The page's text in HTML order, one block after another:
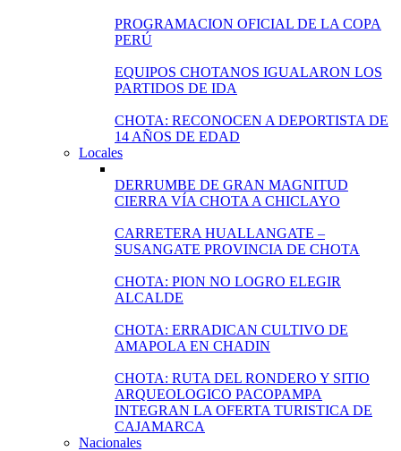
PROGRAMACION OFICIAL DE LA COPA
PERÚ
EQUIPOS CHOTANOS IGUALARON LOS
PARTIDOS DE IDA
CHOTA: RECONOCEN A DEPORTISTA DE
14 AÑOS DE EDAD
Locales
DERRUMBE DE GRAN MAGNITUD
CIERRA VÍA CHOTA A CHICLAYO
CARRETERA HUALLANGATE –
SUSANGATE PROVINCIA DE CHOTA
CHOTA: PION NO LOGRO ELEGIR
ALCALDE
CHOTA: ERRADICAN CULTIVO DE
AMAPOLA EN CHADIN
CHOTA: RUTA DEL RONDERO Y SITIO
ARQUEOLOGICO PACOPAMPA
INTEGRAN LA OFERTA TURISTICA DE
CAJAMARCA
Nacionales